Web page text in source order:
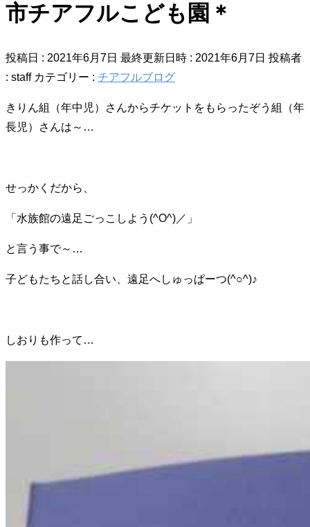
市チアフルこども園＊
投稿日 : 2021年6月7日 最終更新日時 : 2021年6月7日 投稿者
: staff カテゴリー : チアフルブログ
きりん組（年中児）さんからチケットをもらったぞう組（年
長児）さんは～…
せっかくだから、
「水族館の遠足ごっこしよう(^O^)／」
と言う事で～…
子どもたちと話し合い、遠足へしゅっぱーつ(^○^)♪
しおりも作って…